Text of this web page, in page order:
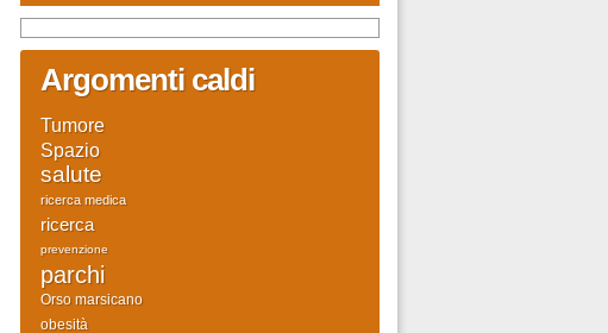
Argomenti caldi
Tumore
Spazio
salute
ricerca medica
ricerca
prevenzione
parchi
Orso marsicano
obesità